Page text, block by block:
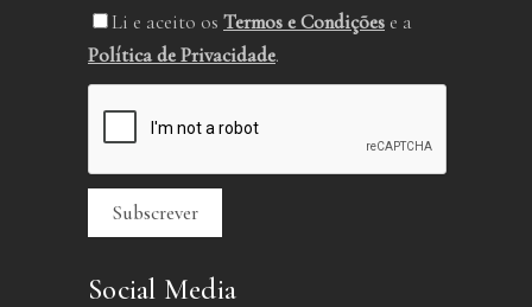
Li e aceito os Termos e Condições e a
Política de Privacidade.
Social Media